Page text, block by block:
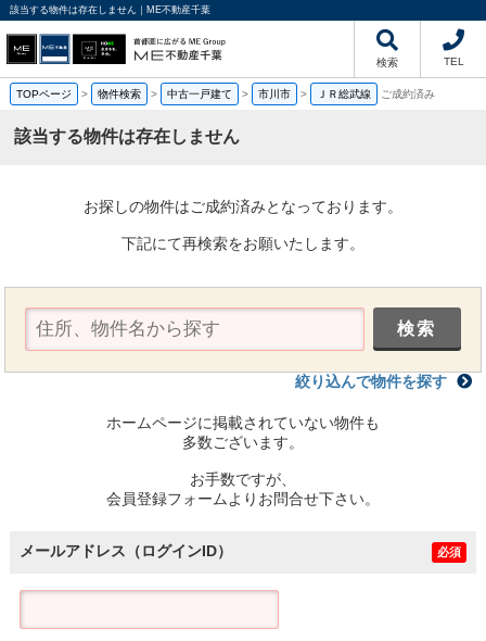
該当する物件は存在しません｜ME不動産千葉
検索 TEL
TOPページ > 物件検索 > 中古一戸建て > 市川市 > ＪＲ総武線 ご成約済み
該当する物件は存在しません
お探しの物件はご成約済みとなっております。
下記にて再検索をお願いたします。
絞り込んで物件を探す
ホームページに掲載されていない物件も
多数ございます。
お手数ですが、
会員登録フォームよりお問合せ下さい。
メールアドレス（ログインID） 必須